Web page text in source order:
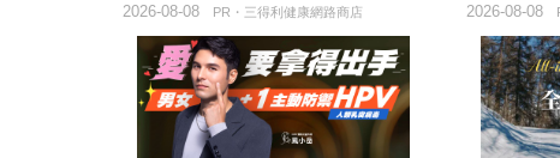
PR・三得利健康網路商店
2026-08-08 2026-08-08